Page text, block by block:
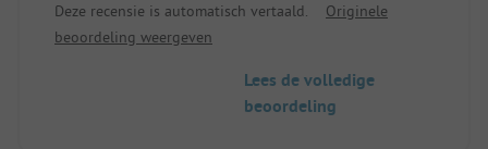
omgeving en op loopafstand.
In de omgeving kun je rafttochten boeken bij
Het sanitair is oud maar schoon.
Deze recensie is automatisch vertaald.
Originele
beoordeling weergeven
Lees de volledige
beoordeling